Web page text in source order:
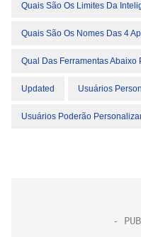
Quais São Os Limites Da
Quais São Os Nomes Das 4
Qual Das Ferramentas Abaixo
Updated Usuários
Usuários Poderão